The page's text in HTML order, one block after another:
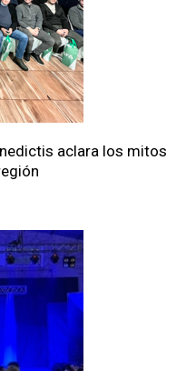
aclara los mitos